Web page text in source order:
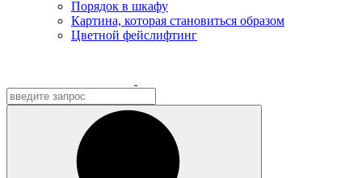
Порядок в шкафу
Картина, которая становиться образом
Цветной фейслифтинг